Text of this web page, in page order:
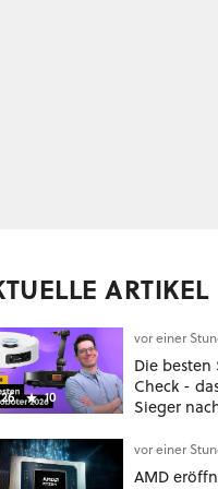
ARTIKEL
10
vor einer
Die
Check -
Sieger
vor einer
AMD